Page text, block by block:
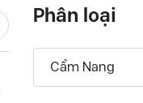
Phân loại
Cẩm Nang